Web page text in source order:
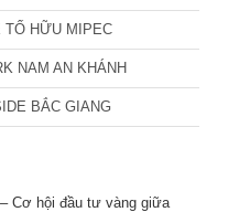
TỐ HỮU MIPEC
NAM AN KHÁNH
BẮC GIANG
Cơ hội đầu tư vàng giữa